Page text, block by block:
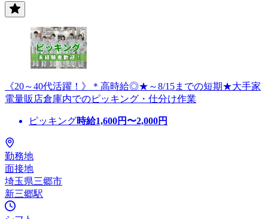
《20～40代活躍！》＊高時給◎★～8/15までの短期★大手家
電量販店倉庫内でのピッキング・仕分け作業
ピッキング時給1,600円〜2,000円
勤務地
面接地
埼玉県三郷市
新三郷駅